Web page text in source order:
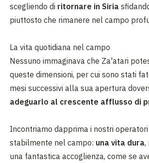
scegliendo di ritornare in Siria
piuttosto che rimanere nel campo
La vita quotidiana nel campo
Nessuno immaginava che Za'atari
queste dimensioni, per cui sono stati
mesi successivi alla sua apertura
adeguarlo al crescente afflusso di
Incontriamo dapprima i nostri
stabilmente nel campo: una vita dura,
una fantastica accoglienza, come se